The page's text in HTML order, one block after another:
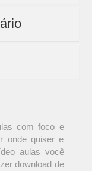
com foco e
onde quiser e
aulas você
download de